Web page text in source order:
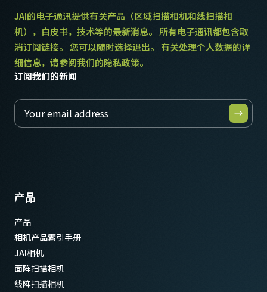
JAI的电子通讯提供有关产品（区域扫描相机和线扫描相
机），白皮书，技术等的最新消息。 所有电子通讯都包含取
消订阅链接。 您可以随时选择退出。 有关处理个人数据的详
细信息，请参阅我们的隐私政策。
订阅我们的新闻
产品
产品
相机产品索引手册
JAI相机
面阵扫描相机
线阵扫描相机